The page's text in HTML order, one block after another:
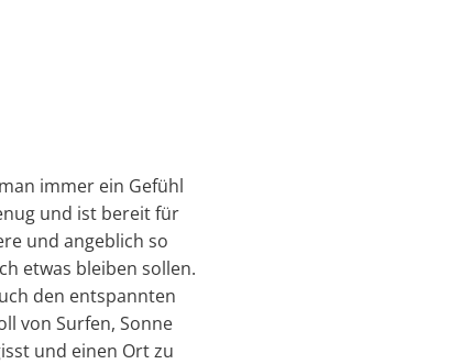
immer ein Gefühl
und ist bereit für
und angeblich so
etwas bleiben sollen.
den entspannten
von Surfen, Sonne
und einen Ort zu